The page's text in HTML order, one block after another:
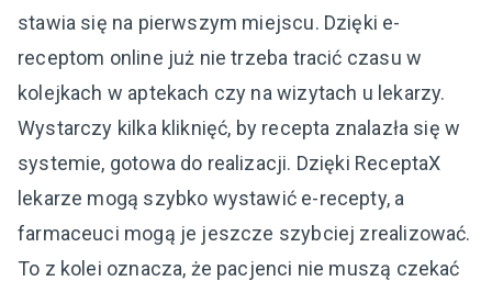
stawia się na pierwszym miejscu. Dzięki e-
receptom online już nie trzeba tracić czasu w
kolejkach w aptekach czy na wizytach u lekarzy.
Wystarczy kilka kliknięć, by recepta znalazła się w
systemie, gotowa do realizacji. Dzięki ReceptaX
lekarze mogą szybko wystawić e-recepty, a
farmaceuci mogą je jeszcze szybciej zrealizować.
To z kolei oznacza, że pacjenci nie muszą czekać